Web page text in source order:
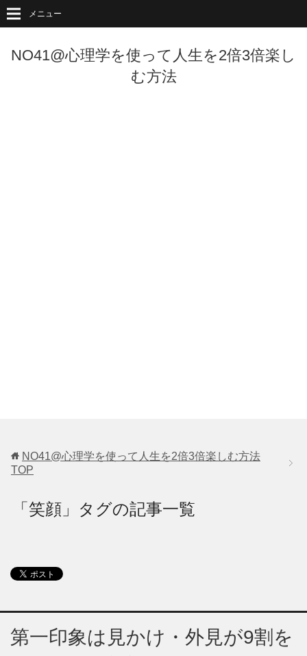
NO41@心理学を使って人生を2倍3倍楽し
む方法
メニュー
NO41@心理学を使って人生を2倍3倍楽しむ方法
TOP
「笑顔」タグの記事一覧
第一印象は見かけ・外見が9割を